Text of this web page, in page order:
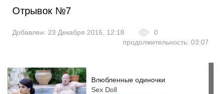
Отрывок №7
Добавлен: 23 Декабря 2016, 12:18
0
продолжительность: 03:07
Влюбленные одиночки
Sex Doll